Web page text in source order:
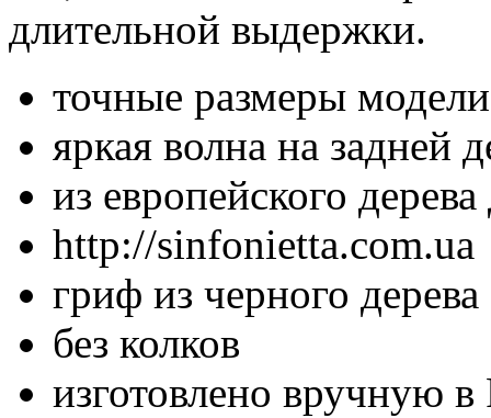
длительной выдержки.
точные размеры
яркая волна на задней
из европейского
http://sinfonietta.com.ua
гриф из черного
без колков
изготовлено вручную